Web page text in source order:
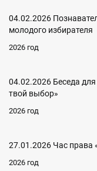
04.02.2026
молодого избирателя
2026 год
04.02.2026 Беседа
твой выбор»
2026 год
27.01.2026 Час права
2026 год